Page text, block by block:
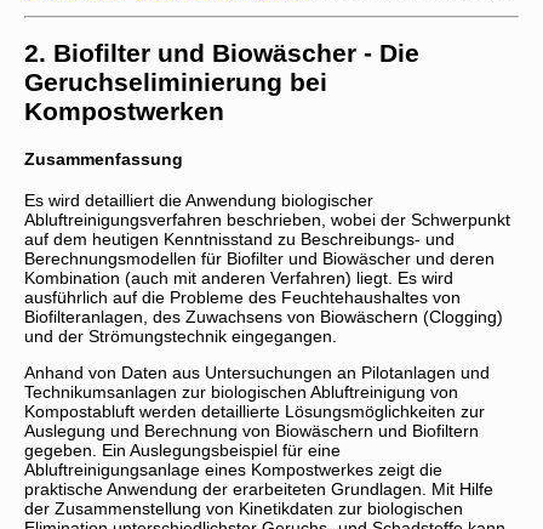
2. Biofilter und Biowäscher - Die
Geruchseliminierung bei
Kompostwerken
Zusammenfassung
Es wird detailliert die Anwendung biologischer
Abluftreinigungsverfahren beschrieben, wobei der Schwerpunkt
auf dem heutigen Kenntnisstand zu Beschreibungs- und
Berechnungsmodellen für Biofilter und Biowäscher und deren
Kombination (auch mit anderen Verfahren) liegt. Es wird
ausführlich auf die Probleme des Feuchtehaushaltes von
Biofilteranlagen, des Zuwachsens von Biowäschern (Clogging)
und der Strömungstechnik eingegangen.
Anhand von Daten aus Untersuchungen an Pilotanlagen und
Technikumsanlagen zur biologischen Abluftreinigung von
Kompostabluft werden detaillierte Lösungsmöglichkeiten zur
Auslegung und Berechnung von Biowäschern und Biofiltern
gegeben. Ein Auslegungsbeispiel für eine
Abluftreinigungsanlage eines Kompostwerkes zeigt die
praktische Anwendung der erarbeiteten Grundlagen. Mit Hilfe
der Zusammenstellung von Kinetikdaten zur biologischen